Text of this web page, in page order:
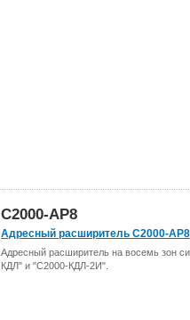
С2000-АР8
Адресный расширитель С2000-АР8
Адресный расширитель на восемь зон
КДЛ" и "С2000-КДЛ-2И".